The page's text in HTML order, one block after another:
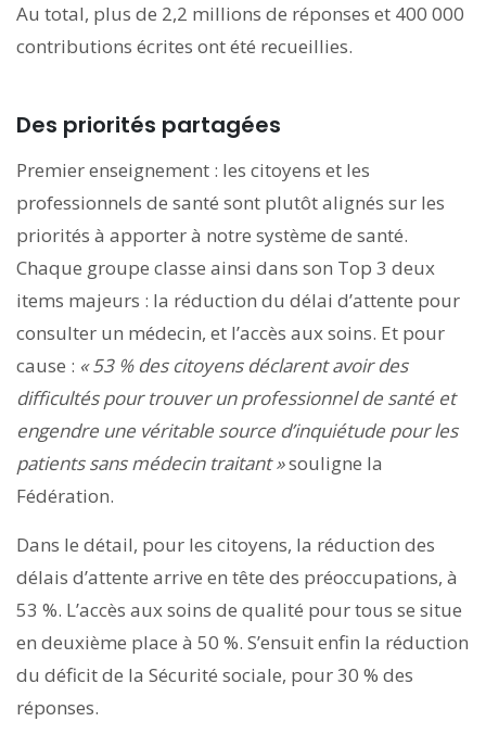
Au total, plus de 2,2 millions de réponses et 400 000
contributions écrites ont été recueillies.
Des priorités partagées
Premier enseignement : les citoyens et les
professionnels de santé sont plutôt alignés sur les
priorités à apporter à notre système de santé.
Chaque groupe classe ainsi dans son Top 3 deux
items majeurs : la réduction du délai d’attente pour
consulter un médecin, et l’accès aux soins. Et pour
cause : « 53 % des citoyens déclarent avoir des
difficultés pour trouver un professionnel de santé et
engendre une véritable source d’inquiétude pour les
patients sans médecin traitant »souligne la
Fédération.
Dans le détail, pour les citoyens, la réduction des
délais d’attente arrive en tête des préoccupations, à
53 %. L’accès aux soins de qualité pour tous se situe
en deuxième place à 50 %. S’ensuit enfin la réduction
du déficit de la Sécurité sociale, pour 30 % des
réponses.